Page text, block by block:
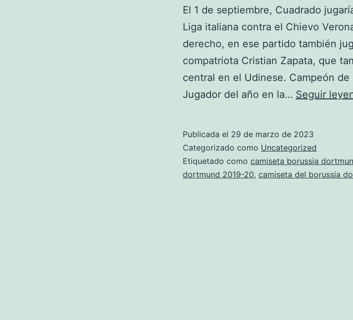
El 1 de septiembre, Cuadrado
Liga italiana contra el Chievo
derecho, en ese partido también
compatriota Cristian Zapata, que
central en el Udinese. Campeón
Jugador del año en la… Seguir
Publicada el 29 de marzo de 2023
Categorizado como Uncategorized
Etiquetado como camiseta borussia
dortmund 2019-20, camiseta del borussia